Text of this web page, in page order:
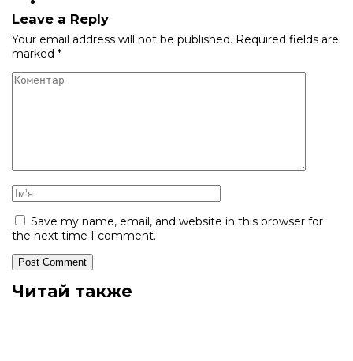
Leave a Reply
Your email address will not be published. Required fields are
marked *
Save my name, email, and website in this browser for
the next time I comment.
Читай также